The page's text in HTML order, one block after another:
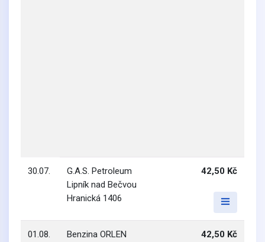
30.07.
G.A.S. Petroleum
Lipník nad Bečvou
Hranická 1406
42,50 Kč
01.08.
Benzina ORLEN
42,50 Kč